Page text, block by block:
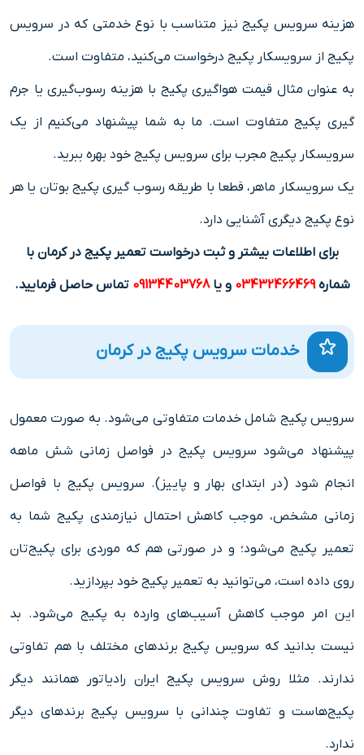
هزینه سرویس پکیج نیز متناسب با نوع خدمتی که در سرویس
پکیج از سرویسکار پکیج درخواست می‌کنید، متفاوت است.
به عنوان مثال قیمت هواگیری پکیج با هزینه رسوب‌گیری یا جرم
گیری پکیج متفاوت است. ما به شما پیشنهاد می‌کنیم از یک
سرویسکار پکیج مجرب برای سرویس پکیج خود بهره ببرید.
یک سرویسکار ماهر، قطعا با طریقه رسوب گیری پکیج بوتان یا هر
نوع پکیج دیگری آشنایی دارد.
برای اطلاعات بیشتر و ثبت درخواست تعمیر پکیج در کرمان با
شماره03432466469 و یا09134403768 تماس حاصل فرمایید.
خدمات سرویس پکیج در کرمان
سرویس پکیج شامل خدمات متفاوتی می‌شود. به صورت معمول
پیشنهاد می‌شود سرویس پکیج در فواصل زمانی شش ماهه
انجام شود (در ابتدای بهار و پاییز). سرویس پکیج با فواصل
زمانی مشخص، موجب کاهش احتمال نیازمندی پکیج شما به
تعمیر پکیج می‌شود؛ و در صورتی هم که موردی برای پکیج‌تان
روی داده است، می‌توانید به تعمیر پکیج خود بپردازید.
این امر موجب کاهش آسیب‌های وارده به پکیج می‌شود. بد
نیست بدانید که سرویس پکیج برندهای مختلف با هم تفاوتی
ندارند. مثلا روش سرویس پکیج ایران رادیاتور همانند دیگر
پکیج‌هاست و تفاوت چندانی با سرویس پکیج برندهای دیگر
ندارد.